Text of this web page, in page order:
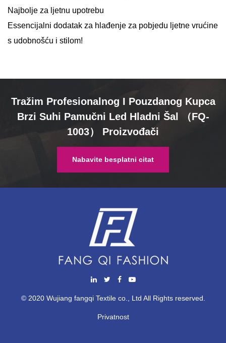
Najbolje za ljetnu upotrebu
Essencijalni dodatak za hlađenje za pobjedu ljetne vrućine
s udobnošću i stilom!
Tražim Profesionalnog I Pouzdanog Kupca
Brzi Suhi Pamučni Led Hladni Šal （FQ-
1003） Proizvođači
Nabavite besplatni citat
© 2020 Wujiang fangqi Textile co., Ltd All Rights reserved.
Privatnost